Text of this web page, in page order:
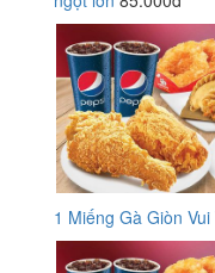
1 Miếng Gà Giòn Vui